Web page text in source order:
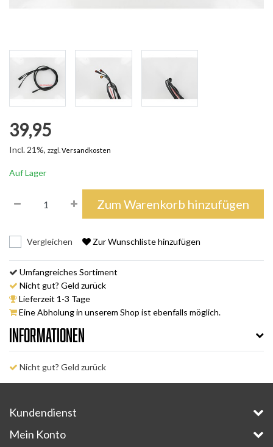
39,95
Incl. 21%, zzgl. Versandkosten
Auf Lager
Zum Warenkorb hinzufügen
Vergleichen Zur Wunschliste hinzufügen
Umfangreiches Sortiment
Nicht gut? Geld zurück
Lieferzeit 1-3 Tage
Eine Abholung in unserem Shop ist ebenfalls möglich.
Informationen
Nicht gut? Geld zurück
Kundendienst
Mein Konto